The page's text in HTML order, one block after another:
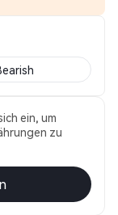
ein, um
zu